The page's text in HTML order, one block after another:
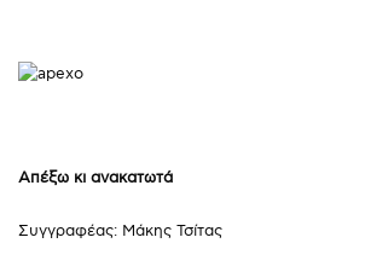
Απέξω κι ανακατωτά
Συγγραφέας: Μάκης Τσίτας